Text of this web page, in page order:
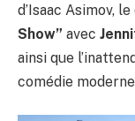
d’Isaac Asimov,
Show” avec
ainsi que
comédie